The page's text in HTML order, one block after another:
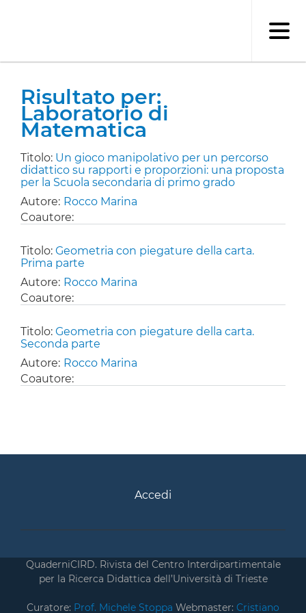
Risultato per:
Laboratorio di
Matematica
Titolo: Un gioco manipolativo per un percorso
didattico su rapporti e proporzioni: una proposta
per la Scuola secondaria di primo grado
Autore: Rocco Marina
Coautore:
Titolo: Geometria con piegature della carta.
Prima parte
Autore: Rocco Marina
Coautore:
Titolo: Geometria con piegature della carta.
Seconda parte
Autore: Rocco Marina
Coautore:
Accedi
QuaderniCIRD. Rivista del Centro Interdipartimentale
per la Ricerca Didattica dell’Università di Trieste
Curatore: Prof. Michele Stoppa Webmaster: Cristiano